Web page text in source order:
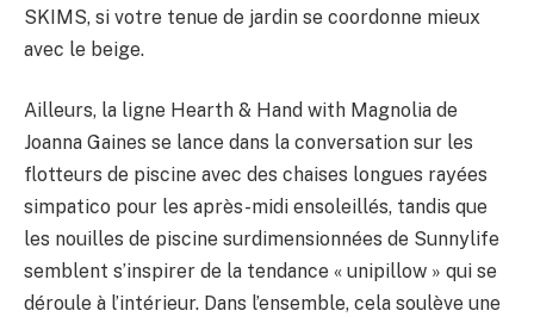
SKIMS, si votre tenue de jardin se coordonne mieux
avec le beige.
Ailleurs, la ligne Hearth & Hand with Magnolia de
Joanna Gaines se lance dans la conversation sur les
flotteurs de piscine avec des chaises longues rayées
simpatico pour les après-midi ensoleillés, tandis que
les nouilles de piscine surdimensionnées de Sunnylife
semblent s’inspirer de la tendance « unipillow » qui se
déroule à l’intérieur. Dans l’ensemble, cela soulève une